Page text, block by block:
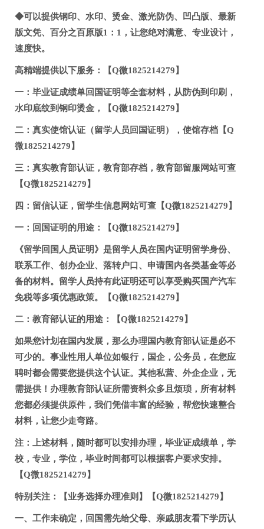
◆可以提供钢印、水印、烫金、激光防伪、凹凸版、最新
版文凭、百分之百原版1：1，让您绝对满意、专业设计，
速度快。
高精端提供以下服务：【Q微1825214279】
一：毕业证成绩单回国证明等全套材料，从防伪到印刷，
水印底纹到钢印烫金，【Q微1825214279】
二：真实使馆认证（留学人员回国证明），使馆存档【Q
微1825214279】
三：真实教育部认证，教育部存档，教育部留服网站可查
【Q微1825214279】
四：留信认证，留学生信息网站可查【Q微1825214279】
一：回国证明的用途：【Q微1825214279】
《留学回国人员证明》是留学人员在国内证明留学身份、
联系工作、创办企业、落转户口、申请国内各类基金等必
备的材料。留学人员持有此证明还可以享受购买国产汽车
免税等多项优惠政策。【Q微1825214279】
二：教育部认证的用途：【Q微1825214279】
如果您计划在国内发展，那么办理国内教育部认证是必不
可少的。事业性用人单位如银行，国企，公务员，在您应
聘时都会需要您提供这个认证。其他私营、外企企业，无
需提供！办理教育部认证所需资料众多且烦琐，所有材料
您都必须提供原件，我们凭借丰富的经验，帮您快速整合
材料，让您少走弯路。
注：上述材料，随时都可以安排办理，毕业证成绩单，学
校，专业，学位，毕业时间都可以根据客户要求安排。
【Q微1825214279】
特别关注：【业务选择办理准则】【Q微1825214279】
一、工作未确定，回国需先给父母、亲戚朋友看下学历认